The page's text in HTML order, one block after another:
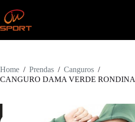
content
Home / Prendas / Canguros /
CANGURO DAMA VERDE RONDINA